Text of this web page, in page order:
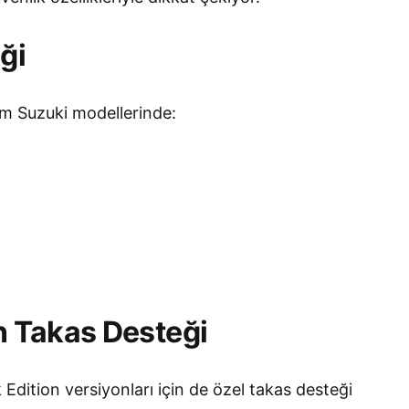
Suzuki modellerinde:
Takas Desteği
Edition versiyonları için de özel takas desteği